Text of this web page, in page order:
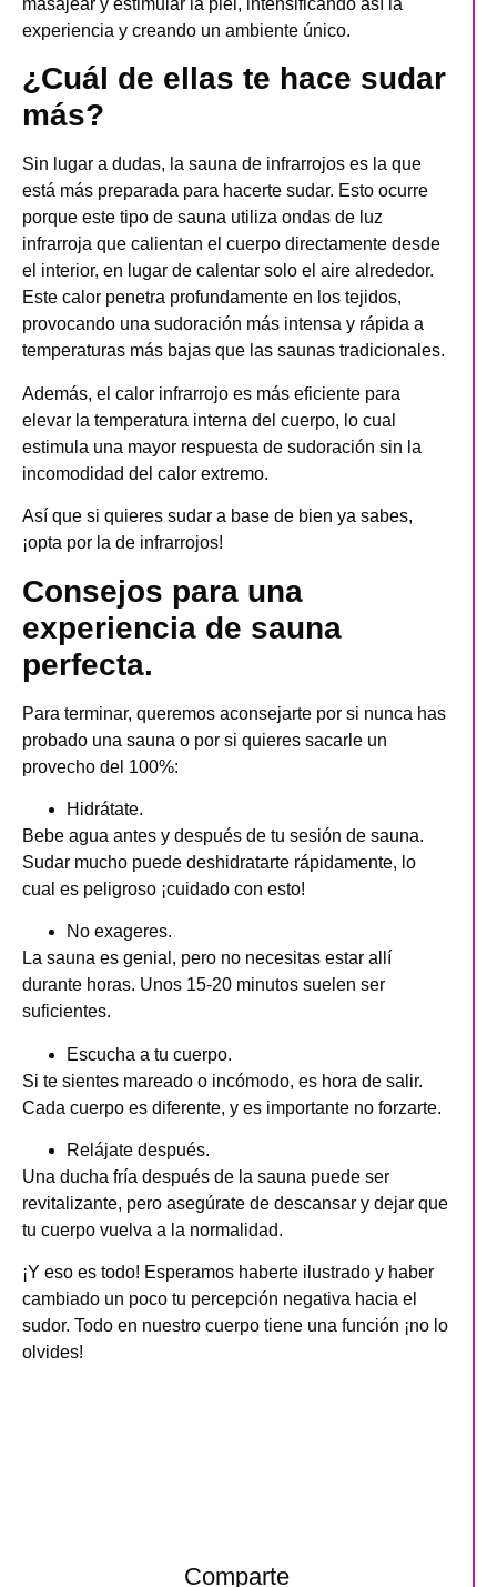
masajear y estimular la piel, intensificando así la
experiencia y creando un ambiente único.
¿Cuál de ellas te hace sudar
más?
Sin lugar a dudas, la sauna de infrarrojos es la que
está más preparada para hacerte sudar. Esto ocurre
porque este tipo de sauna utiliza ondas de luz
infrarroja que calientan el cuerpo directamente desde
el interior, en lugar de calentar solo el aire alrededor.
Este calor penetra profundamente en los tejidos,
provocando una sudoración más intensa y rápida a
temperaturas más bajas que las saunas tradicionales.
Además, el calor infrarrojo es más eficiente para
elevar la temperatura interna del cuerpo, lo cual
estimula una mayor respuesta de sudoración sin la
incomodidad del calor extremo.
Así que si quieres sudar a base de bien ya sabes,
¡opta por la de infrarrojos!
Consejos para una
experiencia de sauna
perfecta.
Para terminar, queremos aconsejarte por si nunca has
probado una sauna o por si quieres sacarle un
provecho del 100%:
Hidrátate.
Bebe agua antes y después de tu sesión de sauna.
Sudar mucho puede deshidratarte rápidamente, lo
cual es peligroso ¡cuidado con esto!
No exageres.
La sauna es genial, pero no necesitas estar allí
durante horas. Unos 15-20 minutos suelen ser
suficientes.
Escucha a tu cuerpo.
Si te sientes mareado o incómodo, es hora de salir.
Cada cuerpo es diferente, y es importante no forzarte.
Relájate después.
Una ducha fría después de la sauna puede ser
revitalizante, pero asegúrate de descansar y dejar que
tu cuerpo vuelva a la normalidad.
¡Y eso es todo! Esperamos haberte ilustrado y haber
cambiado un poco tu percepción negativa hacia el
sudor. Todo en nuestro cuerpo tiene una función ¡no lo
olvides!
Comparte